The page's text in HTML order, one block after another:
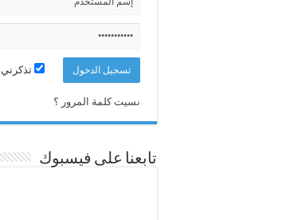
تذكرني
نسيت كلمة المرور ؟
تابعنا على فيسبوك